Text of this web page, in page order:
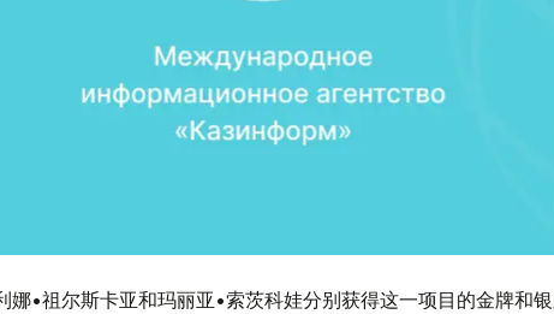
娜•祖尔斯卡亚和玛丽亚•索茨科娃分别获得这一项目的金牌和